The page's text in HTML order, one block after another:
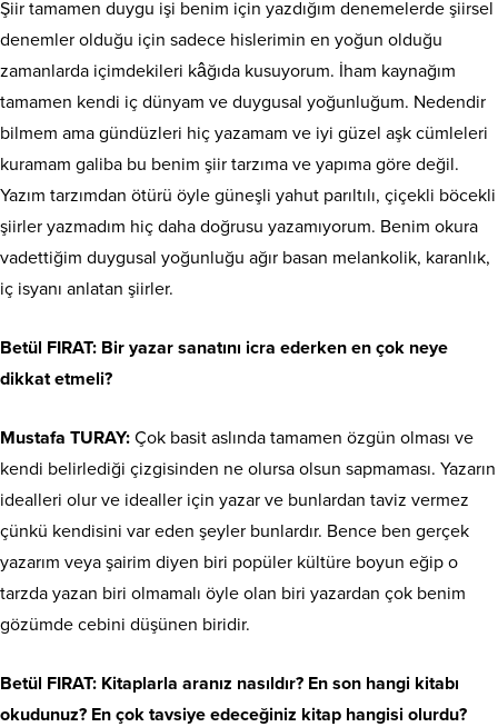
Şiir tamamen duygu işi benim için yazdığım denemelerde şiirsel
denemler olduğu için sadece hislerimin en yoğun olduğu
zamanlarda içimdekileri kâğıda kusuyorum. İham kaynağım
tamamen kendi iç dünyam ve duygusal yoğunluğum. Nedendir
bilmem ama gündüzleri hiç yazamam ve iyi güzel aşk cümleleri
kuramam galiba bu benim şiir tarzıma ve yapıma göre değil.
Yazım tarzımdan ötürü öyle güneşli yahut parıltılı, çiçekli böcekli
şiirler yazmadım hiç daha doğrusu yazamıyorum. Benim okura
vadettiğim duygusal yoğunluğu ağır basan melankolik, karanlık,
iç isyanı anlatan şiirler.
Betül FIRAT: Bir yazar sanatını icra ederken en çok neye
dikkat etmeli?
Mustafa TURAY: Çok basit aslında tamamen özgün olması ve
kendi belirlediği çizgisinden ne olursa olsun sapmaması. Yazarın
idealleri olur ve idealler için yazar ve bunlardan taviz vermez
çünkü kendisini var eden şeyler bunlardır. Bence ben gerçek
yazarım veya şairim diyen biri popüler kültüre boyun eğip o
tarzda yazan biri olmamalı öyle olan biri yazardan çok benim
gözümde cebini düşünen biridir.
Betül FIRAT: Kitaplarla aranız nasıldır? En son hangi kitabı
okudunuz? En çok tavsiye edeceğiniz kitap hangisi olurdu?